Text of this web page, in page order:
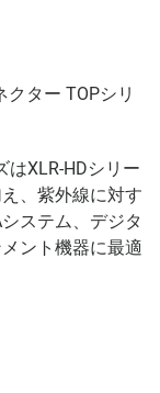
ター TOPシリ
はXLR-HDシリー
、紫外線に対す
ステム、デジタ
ント機器に最適